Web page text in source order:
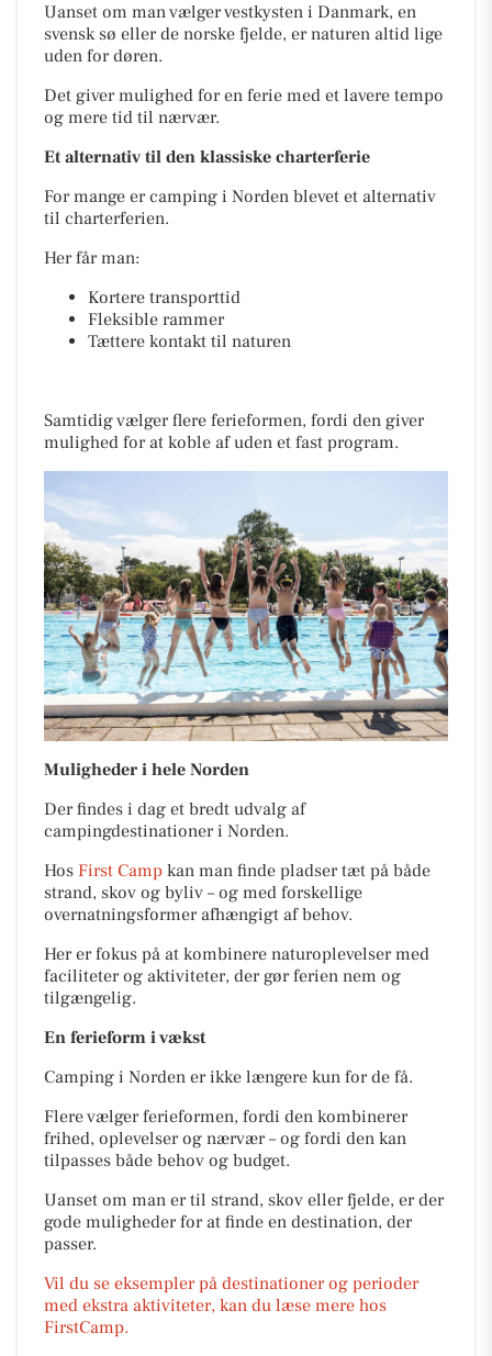
Uanset om man vælger vestkysten i Danmark, en
svensk sø eller de norske fjelde, er naturen altid lige
uden for døren.
Det giver mulighed for en ferie med et lavere tempo
og mere tid til nærvær.
Et alternativ til den klassiske charterferie
For mange er camping i Norden blevet et alternativ
til charterferien.
Her får man:
Kortere transporttid
Fleksible rammer
Tættere kontakt til naturen
Samtidig vælger flere ferieformen, fordi den giver
mulighed for at koble af uden et fast program.
Muligheder i hele Norden
Der findes i dag et bredt udvalg af
campingdestinationer i Norden.
Hos First Camp kan man finde pladser tæt på både
strand, skov og byliv – og med forskellige
overnatningsformer afhængigt af behov.
Her er fokus på at kombinere naturoplevelser med
faciliteter og aktiviteter, der gør ferien nem og
tilgængelig.
En ferieform i vækst
Camping i Norden er ikke længere kun for de få.
Flere vælger ferieformen, fordi den kombinerer
frihed, oplevelser og nærvær – og fordi den kan
tilpasses både behov og budget.
Uanset om man er til strand, skov eller fjelde, er der
gode muligheder for at finde en destination, der
passer.
Vil du se eksempler på destinationer og perioder
med ekstra aktiviteter, kan du læse mere hos
FirstCamp.